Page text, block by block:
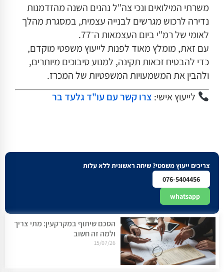
משרתי המילואים ונכי צה"ל נהנים השנה מהזדמנות
נדירה לרכוש מגרשים לבנייה עצמית, במסגרת מהלך
לאומי של רמ"י ביום העצמאות ה־77.
עם זאת, מומלץ מאוד לפנות לייעוץ משפטי מוקדם,
כדי להבטיח זכאות תקינה, למנוע סיבוכים מיותרים,
ולהבין את המשמעויות המשפטיות של המכרז.
לייעוץ אישי: צרו קשר עם עו"ד גלעד בר
צריכים ייעוץ משפטי? שיחה ראשונית ללא עלות
076-5404456
whatsapp
הסכם שיתוף במקרקעין: מתי צריך
ולמה זה חשוב
15/07/26